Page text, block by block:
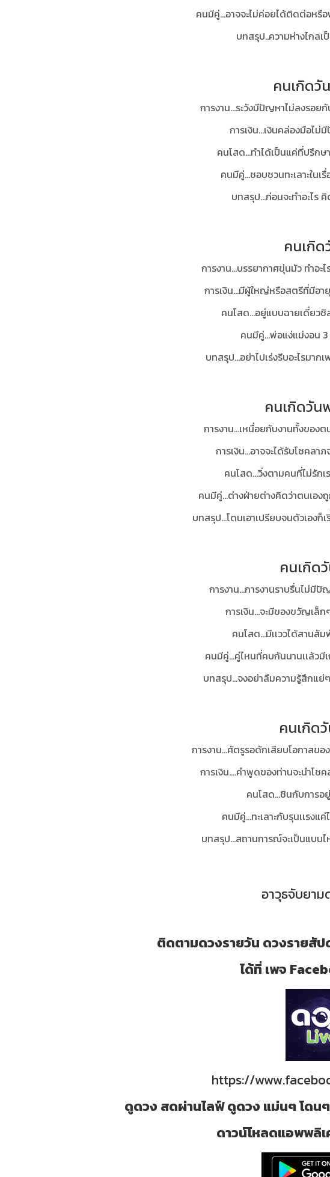
คนมีคู่…อาจจะไม่ค่อยได้ติดต่อหรื
บทสรุป..ความห่างไกล
คนเกิดวั
การงาน…ระวังมีปัญหาไม่ลงรอยกั
การเงิน…เงินคล่องมือไม่
คนโสด…ทำได้เป็นแค่ที่ปรึกษ
คนมีคู่…ชอบชวนทะเลาะในเ
บทสรุป…ก่อนจะทำอะไร
คนเกิ
การงาน…บรรยากาศขุ่นมัว ทำอะไ
การเงิน…มีผู้ใหญ่หรือสตรีที่มีอา
คนโสด…อยู่แบบฉายเดี่ยว
คนมีคู่…พ่อแง่แม่งอน 3
บทสรุป...อย่าไปเร่งรีบอะไรมาก
คนเกิดวั
การงาน…เหนื่อยกับงานทั้งของต
การเงิน...อาจจะได้รับโชคลา
คนโสด...วิ่งตามคนที่ไม่รักเ
คนมีคู่…ต่างฝ่ายต่างคิดว่าตนเอง
บทสรุป...โดนเอาเปรียบจนตัวเองก็
คนเกิด
การงาน…การงานราบรื่นไม่มีปั
การเงิน...จะมีของขวัญเล็
คนโสด…มีเเววได้สานสั
คนมีคู่…คู่ไหนที่คบกันนานเเล้วมี
บทสรุป…จงอย่าลืมความรู้สึกแ
คนเกิด
การงาน…ศัตรูรอดักเสียบโอกาสขอ
การเงิน....คำพูดของท่านจะนำโช
คนโสด...ชินกับการอ
คนมีคู่...ทะเลาะกับรุนเเรง
บทสรุป...สถานการณ์จะเป็นแบ
อาวุธจับยาม
ติดตามดวงรายวัน ดวงรายสั
ได้ที่ เพจ
https://
ดูดวง สดผ่านไลฟ์ ดูดวง แม่นๆ โด
ดาวน์โหลดแอพพลิ